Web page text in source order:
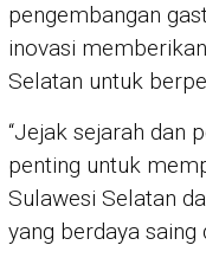
pengembangan
inovasi
Selatan untuk
“Jejak sejarah dan
penting untuk
Sulawesi Selatan
yang berdaya saing